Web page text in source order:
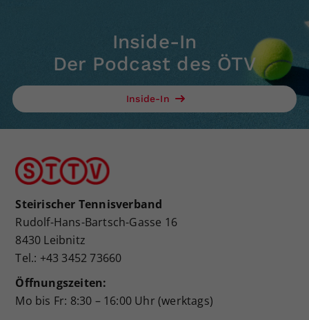
Inside-In
Der Podcast des ÖTV
Inside-In
Steirischer Tennisverband
Rudolf-Hans-Bartsch-Gasse 16
8430 Leibnitz
Tel.: +43 3452 73660
Öffnungszeiten:
Mo bis Fr: 8:30 – 16:00 Uhr (werktags)
Zweck
Einstellungen. Unter anderem eine
zufällig generierte ID, für die
historische Speicherung Ihrer
vorgenommen Einstellungen, falls der
Webseiten-Betreiber dies eingestellt